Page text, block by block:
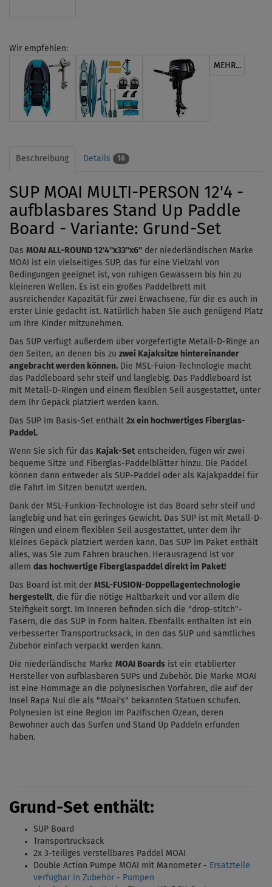
Wir empfehlen:
MEHR...
Beschreibung Details 16
SUP MOAI MULTI-PERSON 12'4 -
aufblasbares Stand Up Paddle
Board - Variante: Grund-Set
Das MOAI ALL-ROUND 12'4''x33''x6'' der niederländischen Marke
MOAI ist ein vielseitiges SUP, das für eine Vielzahl von
Bedingungen geeignet ist, von ruhigen Gewässern bis hin zu
kleineren Wellen. Es ist ein großes Paddelbrett mit
ausreichender Kapazität für zwei Erwachsene, für die es auch in
erster Linie gedacht ist. Natürlich haben Sie auch genügend Platz
um Ihre Kinder mitzunehmen.
Das SUP verfügt außerdem über vorgefertigte Metall-D-Ringe an
den Seiten, an denen bis zu zwei Kajaksitze hintereinander
angebracht werden können. Die MSL-Fuion-Technologie macht
das Paddleboard sehr steif und langlebig. Das Paddleboard ist
mit Metall-D-Ringen und einem flexiblen Seil ausgestattet, unter
dem Ihr Gepäck platziert werden kann.
Das SUP im Basis-Set enthält 2x ein hochwertiges Fiberglas-
Paddel.
Wenn Sie sich für das Kajak-Setentscheiden, fügen wir zwei
bequeme Sitze und Fiberglas-Paddelblätter hinzu. Die Paddel
können dann entweder als SUP-Paddel oder als Kajakpaddel für
die Fahrt im Sitzen benutzt werden.
Dank der MSL-Funkion-Technologie ist das Board sehr steif und
langlebig und hat ein geringes Gewicht. Das SUP ist mit Metall-D-
Ringen und einem flexiblen Seil ausgestattet, unter dem ihr
kleines Gepäck platziert werden kann. Das SUP im Paket enthält
alles, was Sie zum Fahren brauchen. Herausragend ist vor
allem das hochwertige Fiberglaspaddel direkt im Paket!
Das Board ist mit der MSL-FUSION-Doppellagentechnologie
hergestellt, die für die nötige Haltbarkeit und vor allem die
Steifigkeit sorgt. Im Inneren befinden sich die "drop-stitch"-
Fasern, die das SUP in Form halten. Ebenfalls enthalten ist ein
verbesserter Transportrucksack, in den das SUP und sämtliches
Zubehör einfach verpackt werden kann.
Die niederländische Marke MOAI Boards ist ein etablierter
Hersteller von aufblasbaren SUPs und Zubehör. Die Marke MOAI
ist eine Hommage an die polynesischen Vorfahren, die auf der
Insel Rapa Nui die als "Moai's" bekannten Statuen schufen.
Polynesien ist eine Region im Pazifischen Ozean, deren
Bewohner auch das Surfen und Stand Up Paddeln erfunden
haben.
Grund-Set enthält:
SUP Board
Transportrucksack
2x 3-teiliges verstellbares Paddel MOAI
Double Action Pumpe MOAI mit Manometer - Ersatzteile
verfügbar in Zubehör - Pumpen